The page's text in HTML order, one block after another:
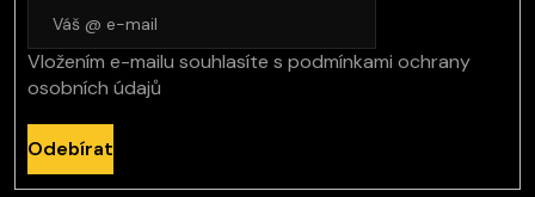
Vložením e-mailu souhlasíte s podmínkami ochrany
osobních údajů
Odebírat